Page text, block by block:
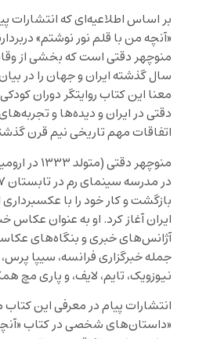
بر اساس اطلاعیه‌ای که انتشارات
«آنچه من با قلم نور نوشتم»
منوچهر دقتی است که بخشی از
سال گذشته ایران و جهان را در
معنا این کتاب روایتگر دوران
دقتی در ایران و دیده‌ها و
اتفاقات مهم تاریخی نیم قرن
منوچهر دقتی
ایران آغاز کرد. او به عنوان عکاس
آژانس‌های خبری و بنگاه‌های
جمله خبرگزاری فرانسه، سیپا
نیوزویک، تایم، لایف، و پاری مچ
انتشارات پیام در معرفی این
«داستان‌های شخصی در کتاب